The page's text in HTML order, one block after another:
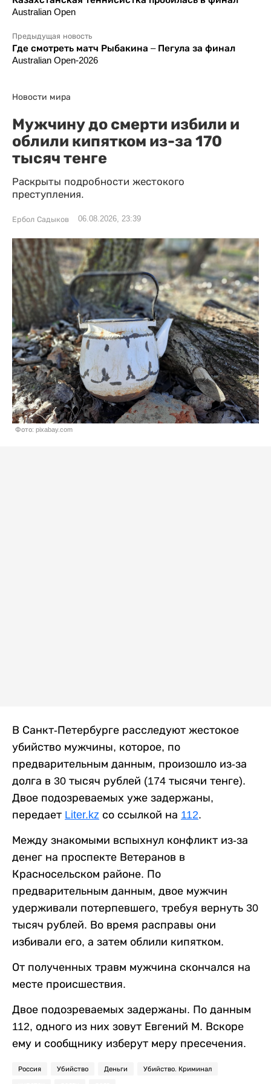
Australian Open
Предыдущая новость
Где смотреть матч Рыбакина – Пегула за финал
Australian Open-2026
Новости мира
Мужчину до смерти избили и
облили кипятком из-за 170
тысяч тенге
Раскрыты подробности жестокого
преступления.
Ербол Садыков 06.08.2026, 23:39
Фото: pixabay.com
В Санкт-Петербурге расследуют жестокое
убийство мужчины, которое, по
предварительным данным, произошло из-за
долга в 30 тысяч рублей (174 тысячи тенге).
Двое подозреваемых уже задержаны,
передает Liter.kz со ссылкой на 112.
Между знакомыми вспыхнул конфликт из-за
денег на проспекте Ветеранов в
Красносельском районе. По
предварительным данным, двое мужчин
удерживали потерпевшего, требуя вернуть 30
тысяч рублей. Во время расправы они
избивали его, а затем облили кипятком.
От полученных травм мужчина скончался на
месте происшествия.
Двое подозреваемых задержаны. По данным
112, одного из них зовут Евгений М. Вскоре
ему и сообщнику изберут меру пресечения.
Россия Убийство Деньги Убийство. Криминал